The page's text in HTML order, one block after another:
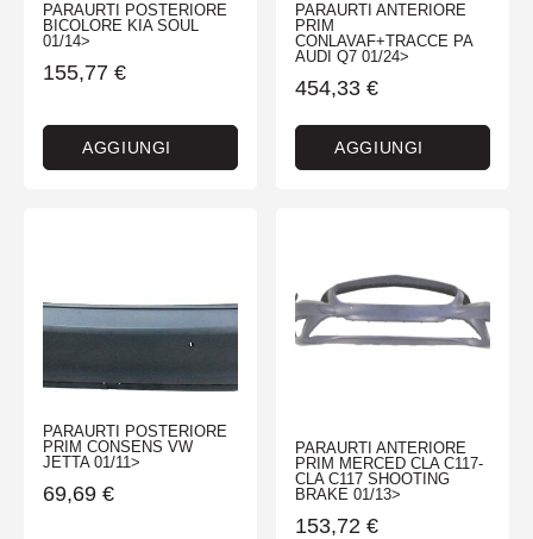
PARAURTI POSTERIORE
BICOLORE KIA SOUL
01/14>
155,77 €
AGGIUNGI
PARAURTI ANTERIORE
PRIM
CONLAVAF+TRACCE PA
AUDI Q7 01/24>
454,33 €
AGGIUNGI
PARAURTI POSTERIORE
PRIM CONSENS VW
JETTA 01/11>
69,69 €
PARAURTI ANTERIORE
PRIM MERCED CLA C117-
CLA C117 SHOOTING
BRAKE 01/13>
153,72 €